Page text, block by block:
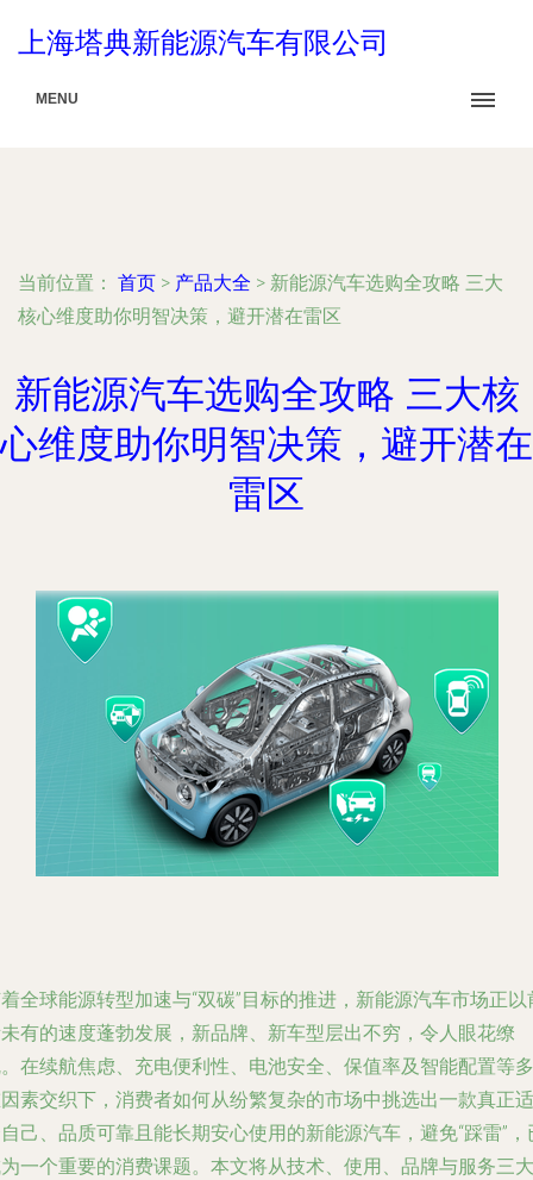
上海塔典新能源汽车有限公司
MENU
当前位置： 首页 > 产品大全 > 新能源汽车选购全攻略 三大
核心维度助你明智决策，避开潜在雷区
新能源汽车选购全攻略 三大核
心维度助你明智决策，避开潜在
雷区
全球能源转型加速与“双碳”目标的推进，新能源汽车市场正以
有的速度蓬勃发展，新品牌、新车型层出不穷，令人眼花缭
在续航焦虑、充电便利性、电池安全、保值率及智能配置等多
素交织下，消费者如何从纷繁复杂的市场中挑选出一款真正适
己、品质可靠且能长期安心使用的新能源汽车，避免“踩雷”，
一个重要的消费课题。本文将从技术、使用、品牌与服务三大